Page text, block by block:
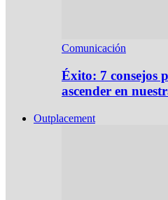
Comunicación
Éxito: 7 consejos
ascender en
Outplacement